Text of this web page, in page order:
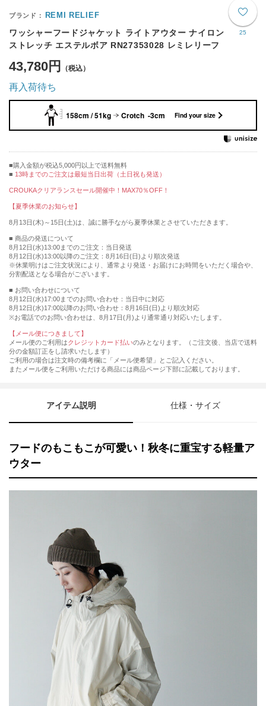
25
REMI RELIEF
ワッシャーフードジャケット ライトアウター ナイロン
ストレッチ エステルボア RN27353028 レミレリーフ
43,780円
再入荷待ち
158cm / 51kg Crotch -3cm Find your size
購入金額が税込5,000円以上で送料無料
13時までのご注文は最短当日出荷（土日祝も発送）
CROUKAクリアランスセール開催中！MAX70％OFF！
【夏季休業のお知らせ】
8月13日(木)～15日(土)は、誠に勝手ながら夏季休業とさせていただきます。
■ 商品の発送について
8月12日(水)13:00までのご注文：当日発送
8月12日(水)13:00以降のご注文：8月16日(日)より順次発送
※休業明けはご注文状況により、通常より発送・お届けにお時間をいただく場合や、
分割配送となる場合がございます。
■ お問い合わせについて
8月12日(水)17:00までのお問い合わせ：当日中に対応
8月12日(水)17:00以降のお問い合わせ：8月16日(日)より順次対応
※お電話でのお問い合わせは、8月17日(月)より通常通り対応いたします。
【メール便につきまして】
メール便のご利用はクレジットカード払いのみとなります。（ご注文後、当店で送料
分の金額訂正をし請求いたします）
ご利用の場合は注文時の備考欄に「メール便希望」とご記入ください。
またメール便をご利用いただける商品には商品ページ下部に記載しております。
アイテム説明 仕様・サイズ
フードのもこもこが可愛い！秋冬に重宝する軽量ア
ウター